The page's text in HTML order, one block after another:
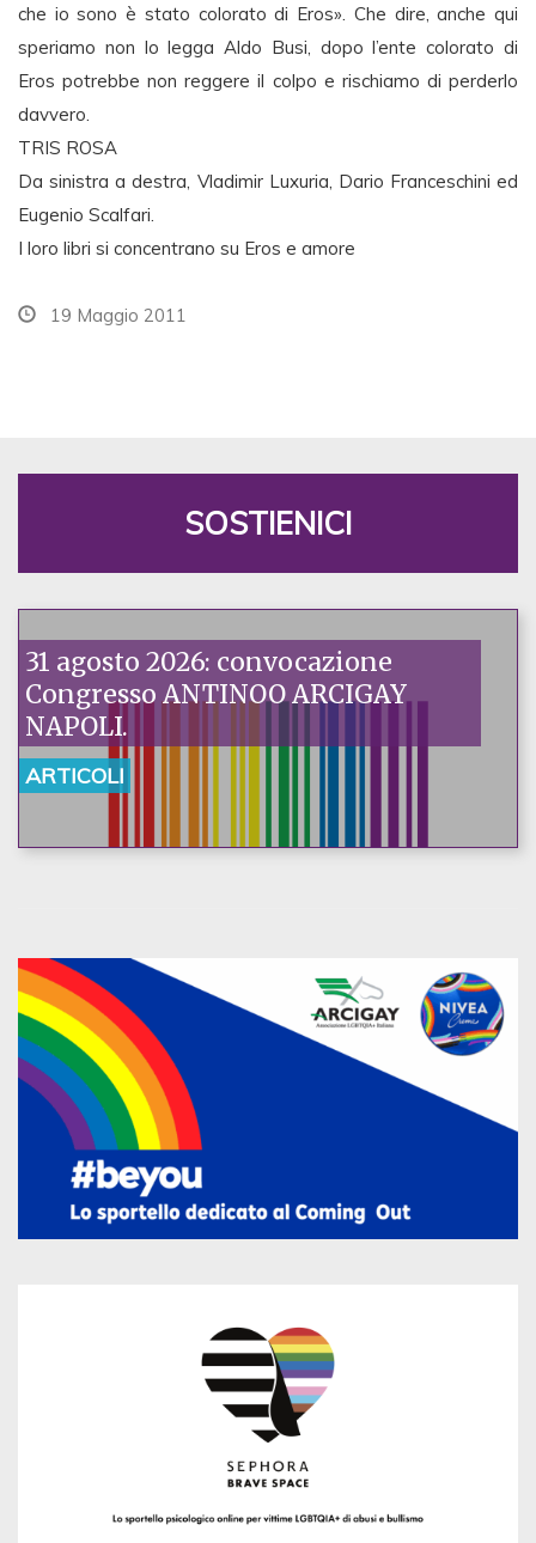
che io sono è stato colorato di Eros». Che dire, anche qui
speriamo non lo legga Aldo Busi, dopo l’ente colorato di
Eros potrebbe non reggere il colpo e rischiamo di perderlo
davvero.
TRIS ROSA
Da sinistra a destra, Vladimir Luxuria, Dario Franceschini ed
Eugenio Scalfari.
I loro libri si concentrano su Eros e amore
19 Maggio 2011
SOSTIENICI
31 agosto 2026: convocazione
Congresso ANTINOO ARCIGAY
NAPOLI.
ARTICOLI